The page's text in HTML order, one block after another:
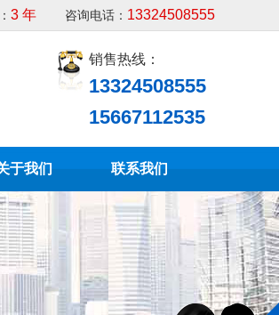
3 年 咨询电话： 13324508555
销售热线：
13324508555
15667112535
于我们 联系我们